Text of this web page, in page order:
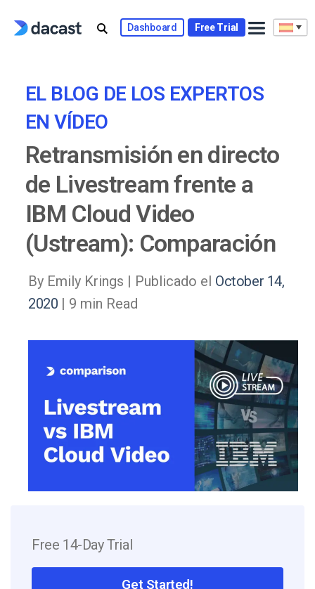
Dashboard Free Trial
EL BLOG DE LOS EXPERTOS
EN VÍDEO
Retransmisión en directo
de Livestream frente a
IBM Cloud Video
(Ustream): Comparación
By Emily Krings | Publicado el October 14,
2020 | 9 min Read
Free 14-Day Trial
Get Started!